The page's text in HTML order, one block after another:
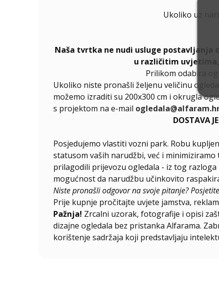
Ukoliko uz
Naša tvrtka ne nudi usluge postavljanja
u različitim
Prilikom odabira
Ukoliko niste pronašli željenu veličinu
možemo izraditi su 200x300 cm i okrugla
s projektom na e-mail
DOSTAVA
Posjedujemo vlastiti vozni park. Robu
statusom vaših narudžbi, već i
prilagodili prijevozu ogledala - iz tog
mogućnost da narudžbu učinkovito
Niste pronašli odgovor na svoje pitanje?
Prije kupnje pročitajte uvjete jamstva,
Pažnja! Zrcalni uzorak, fotografije i opisi
dizajne ogledala bez pristanka Alfarama.
korištenje sadržaja koji predstavljaju